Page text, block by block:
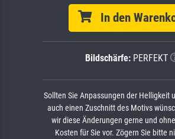
In den
Bildschärfe: PERFEKT
Sollten Sie Anpassungen der Helligkeit
auch einen Zuschnitt des Motivs
wir diese Änderungen gerne und
Kosten für Sie vor. Zögern Sie bitte